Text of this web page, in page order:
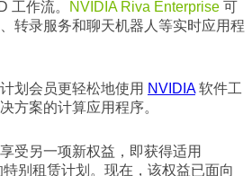
工作流。
NVIDIA Riva Enterprise 可
转录服务和聊天机器人等实时应用程
划会员更轻松地使用 NVIDIA软件工
方案的计算应用程序。
受另一项新权益，即获得适用
特别租赁计划。现在，该权益已面向